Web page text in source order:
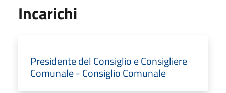
Incarichi
Presidente del Consiglio e Consigliere
Comunale - Consiglio Comunale